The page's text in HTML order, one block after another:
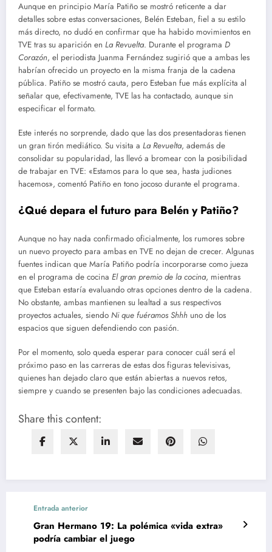
Aunque en principio María Patiño se mostró reticente a dar
detalles sobre estas conversaciones, Belén Esteban, fiel a su estilo
más directo, no dudó en confirmar que ha habido movimientos en
TVE tras su aparición en La Revuelta. Durante el programa D
Corazón, el periodista Juanma Fernández sugirió que a ambas les
habrían ofrecido un proyecto en la misma franja de la cadena
pública. Patiño se mostró cauta, pero Esteban fue más explícita al
señalar que, efectivamente, TVE las ha contactado, aunque sin
especificar el formato.
Este interés no sorprende, dado que las dos presentadoras tienen
un gran tirón mediático. Su visita a La Revuelta, además de
consolidar su popularidad, las llevó a bromear con la posibilidad
de trabajar en TVE: «Estamos para lo que sea, hasta judiones
hacemos», comentó Patiño en tono jocoso durante el programa​.
¿Qué depara el futuro para Belén y Patiño?
Aunque no hay nada confirmado oficialmente, los rumores sobre
un nuevo proyecto para ambas en TVE no dejan de crecer. Algunas
fuentes indican que María Patiño podría incorporarse como jueza
en el programa de cocina El gran premio de la cocina, mientras
que Esteban estaría evaluando otras opciones dentro de la cadena.
No obstante, ambas mantienen su lealtad a sus respectivos
proyectos actuales, siendo Ni que fuéramos Shhh uno de los
espacios que siguen defendiendo con pasión.
Por el momento, solo queda esperar para conocer cuál será el
próximo paso en las carreras de estas dos figuras televisivas,
quienes han dejado claro que están abiertas a nuevos retos,
siempre y cuando se presenten bajo las condiciones adecuadas.
Share this content:
Entrada anterior
Gran Hermano 19: La polémica «vida extra»
podría cambiar el juego